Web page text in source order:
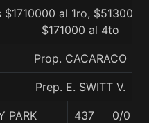
$1710000 al 1ro,
$171000 al 4to
Prop. CACARACO
Prep. E. SWITT V.
PARK 437 0/0